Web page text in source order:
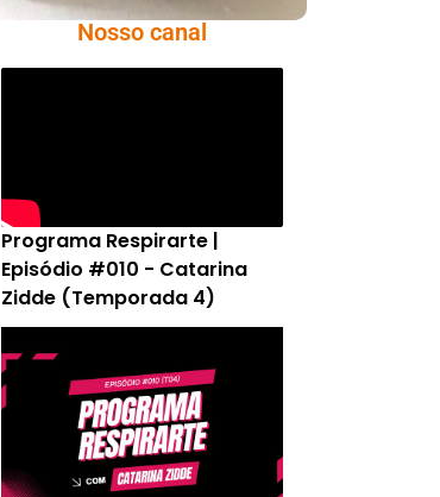
Nosso canal
Programa Respirarte |
Episódio #010 - Catarina
Zidde (Temporada 4)